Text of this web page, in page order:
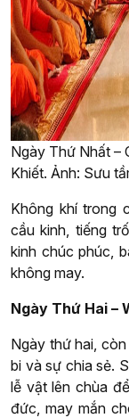
Ngày Thứ Nhất –
Khiết. Ảnh: Sưu
Không khí trong
cầu kinh, tiếng
kinh chúc phúc,
không may.
Ngày Thứ Hai –
Ngày thứ hai,
bi và sự chia sẻ.
lễ vật lên chùa
đức, may mắn